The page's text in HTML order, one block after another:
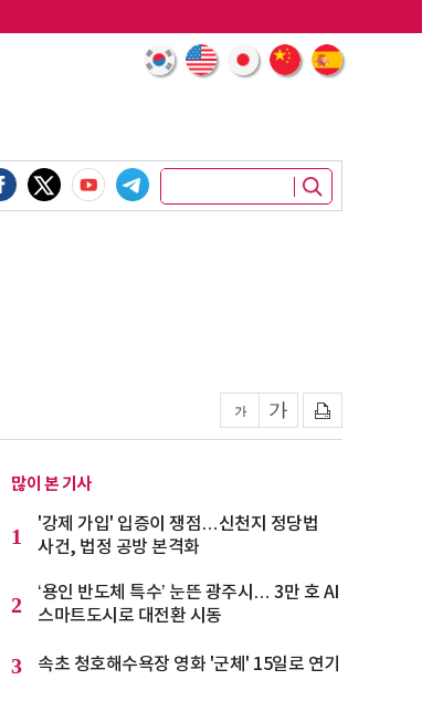
많이 본 기사
1
'강제 가입' 입증이 쟁점…신천지 정당법
사건, 법정 공방 본격화
2
‘용인 반도체 특수’ 눈뜬 광주시… 3만 호 AI
스마트도시로 대전환 시동
3 속초 청호해수욕장 영화 '군체' 15일로 연기